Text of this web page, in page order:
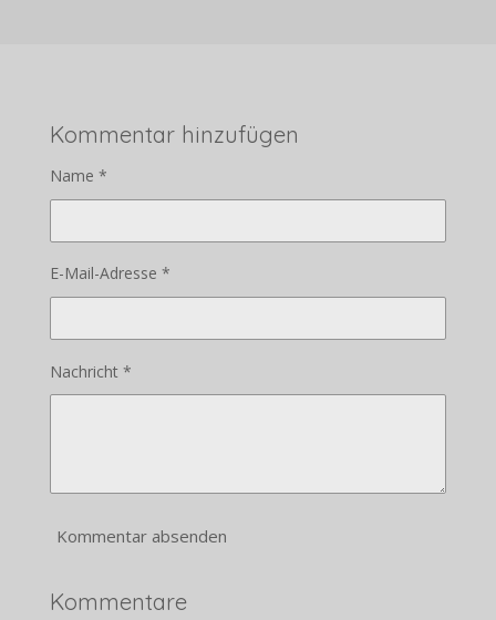
Kommentar hinzufügen
Name *
E-Mail-Adresse *
Nachricht *
Kommentar absenden
Kommentare